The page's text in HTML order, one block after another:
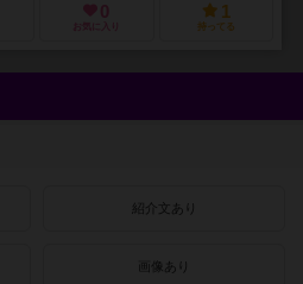
0
お気に入り
1
持ってる
紹介文あり
画像あり